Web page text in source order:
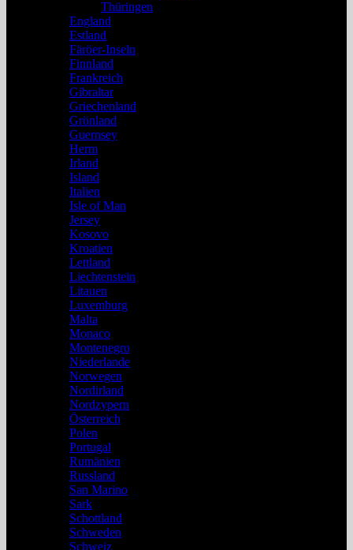
Thüringen
England
Estland
Färöer-Inseln
Finnland
Frankreich
Gibraltar
Griechenland
Grönland
Guernsey
Herm
Irland
Island
Italien
Isle of Man
Jersey
Kosovo
Kroatien
Lettland
Liechtenstein
Litauen
Luxemburg
Malta
Monaco
Montenegro
Niederlande
Norwegen
Nordirland
Nordzypern
Österreich
Polen
Portugal
Rumänien
Russland
San Marino
Sark
Schottland
Schweden
Schweiz